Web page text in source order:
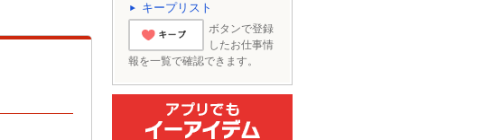
キープリスト
とりあえずキー
ボタンで登録
したお仕事情
報を一覧で確認できます。